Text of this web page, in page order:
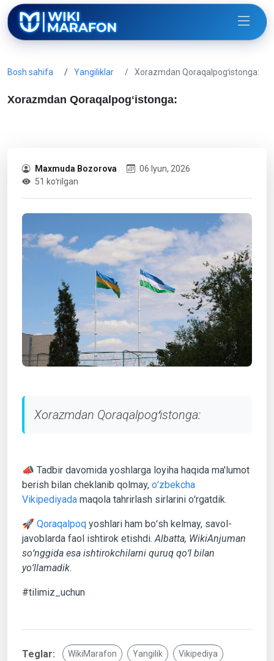
Bosh sahifa Yangiliklar Xorazmdan Qoraqalpogʻistonga:
Xorazmdan Qoraqalpogʻistonga:
Maxmuda Bozorova
06 Iyun, 2026
51 koʻrilgan
Xorazmdan Qoraqalpogʻistonga:
📣 Tadbir davomida yoshlarga loyiha haqida ma'lumot
berish bilan cheklanib qolmay, oʻzbekcha
Vikipediyada maqola tahrirlash sirlarini oʻrgatdik.
🚀 Qoraqalpoq yoshlari ham boʻsh kelmay, savol-
javoblarda faol ishtirok etishdi. Albatta, WikiAnjuman
soʻnggida esa ishtirokchilarni quruq qoʻl bilan
yoʻllamadik.
#tilimiz_uchun
Teglar: WikiMarafon Yangilik Vikipediya